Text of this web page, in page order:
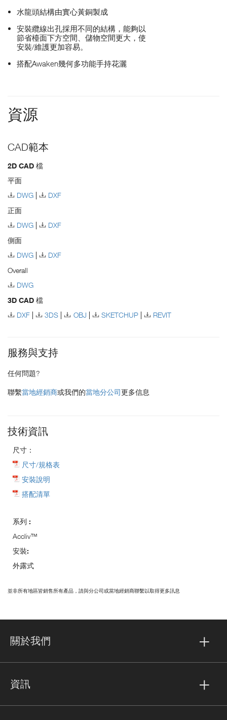
水龍頭結構由實心黃銅製成
安裝纜線出孔採用不同的結構，能夠以
節省檯面下方空間、儲物空間更大，使
安裝/維護更加容易。
搭配Awaken幾何多功能手持花灑
資源
CAD範本
2D CAD 檔
平面
DWG
DXF
正面
DWG
DXF
側面
DWG
DXF
Overall
DWG
3D CAD 檔
DXF
3DS OBJ SKETCHUP REVIT
服務與支持
任何問題?
聯繫當地經銷商或我們的當地分公司更多信息
技術資訊
尺寸：
尺寸/規格表
安裝說明
搭配清單
系列 :
Accliv™
安裝:
外露式
並非所有地區皆銷售所有產品，請與分公司或當地經銷商聯繫以取得更多訊息
關於我們
資訊